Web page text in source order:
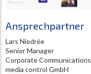
Ansprechpartner
Lars Niedrée
Senior Manager
Corporate Communications
media control GmbH